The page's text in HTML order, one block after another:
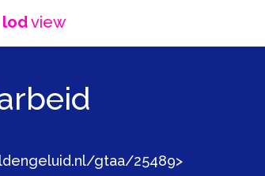
lodview
gtaa/25489>